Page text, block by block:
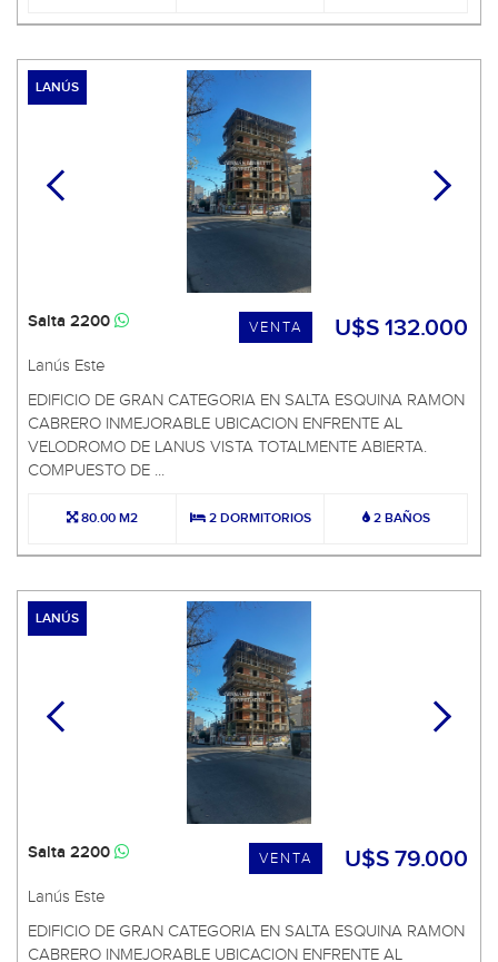
LANÚS
U$S 132.000
VENTA
Salta 2200
Lanús Este
EDIFICIO DE GRAN CATEGORIA EN SALTA ESQUINA RAMON
CABRERO INMEJORABLE UBICACION ENFRENTE AL
VELODROMO DE LANUS VISTA TOTALMENTE ABIERTA.
COMPUESTO DE ...
80.00 M2 2 DORMITORIOS 2 BAÑOS
LANÚS
U$S 79.000
VENTA
Salta 2200
Lanús Este
EDIFICIO DE GRAN CATEGORIA EN SALTA ESQUINA RAMON
CABRERO INMEJORABLE UBICACION ENFRENTE AL